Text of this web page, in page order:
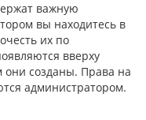
важную
вы находитесь в
их по
вверху
они созданы. Права на
администратором.